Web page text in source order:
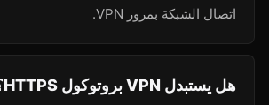
اتصال الشبكة بمرور VPN.
هل يستبدل VPN بروتوكول HTTPS؟